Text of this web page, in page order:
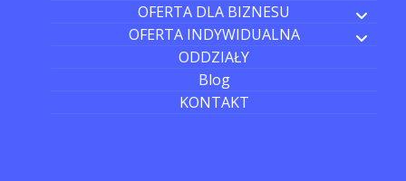
OFERTA DLA BIZNESU
OFERTA INDYWIDUALNA
ODDZIAŁY
Blog
KONTAKT